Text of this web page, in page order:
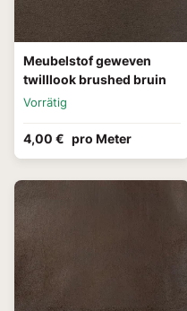
Meubelstof geweven
twilllook brushed bruin
Vorrätig
4,00 € pro Meter